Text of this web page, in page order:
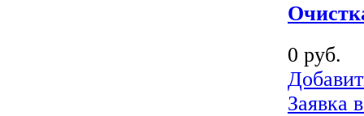
0 руб.
Заявка